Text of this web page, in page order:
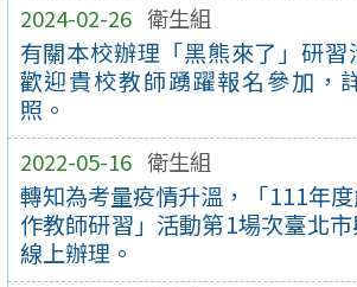
2024-02-26 衛生組
有關本校辦理「黑熊來了」研
歡迎貴校教師踴躍報名參加，
照。
2022-05-16 衛生組
轉知為考量疫情升溫，「111年
作教師研習」活動第1場次臺北
線上辦理。